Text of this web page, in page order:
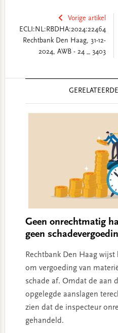
Vorige artikel
ECLI:NL:RBDHA:2024:22464
Rechtbank Den Haag, 31-12-
2024, AWB - 24 _ 3403
Geen onrechtmatig
geen
Rechtbank Den Haag
om vergoeding van
schade af. Omdat de aan
opgelegde aanslagen
zien dat de inspecteur
gehandeld.